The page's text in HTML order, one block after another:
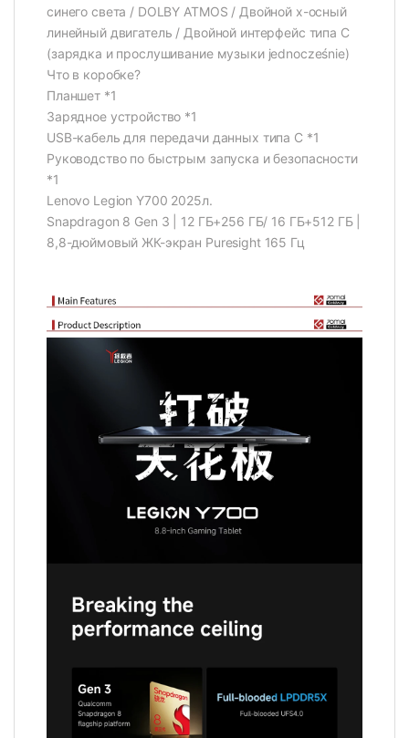
синего света / DOLBY ATMOS / Двойной x-осный
линейный двигатель / Двойной интерфейс типа C
(зарядка и прослушивание музыки jednocześnie)
Что в коробке?
Планшет *1
Зарядное устройство *1
USB-кабель для передачи данных типа C *1
Руководство по быстрым запуска и безопасности
*1
Lenovo Legion Y700 2025л.
Snapdragon 8 Gen 3 | 12 ГБ+256 ГБ/ 16 ГБ+512 ГБ |
8,8-дюймовый ЖК-экран Puresight 165 Гц